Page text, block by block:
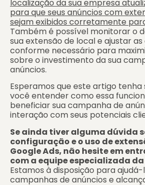
localização da sua empresa
para que seus anúncios com
sejam exibidos corretamente
Também é possível monitorar o
sua extensão de local e ajustar
conforme necessário para
sobre o investimento da sua
anúncios.
Esperamos que este artigo tenha
você entender como essa
beneficiar sua campanha de
interação com seus potenciais
Se ainda tiver alguma dúvida
configuração e o uso de
Google Ads, não hesite em
com a equipe especializada
Estamos à disposição para
campanhas de anúncios e